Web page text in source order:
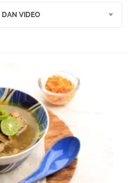
DAN VIDEO